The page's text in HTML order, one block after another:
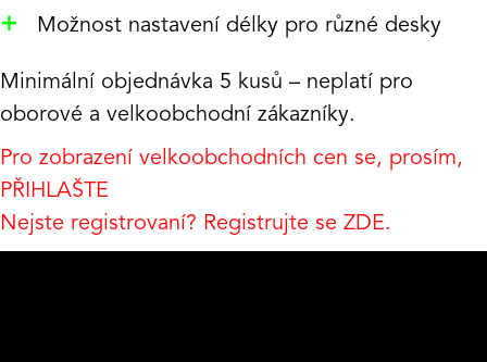
+ Možnost nastavení délky pro různé desky
Minimální objednávka 5 kusů – neplatí pro
oborové a velkoobchodní zákazníky.
Pro zobrazení velkoobchodních cen se, prosím,
PŘIHLAŠTE
Nejste registrovaní? Registrujte se ZDE.